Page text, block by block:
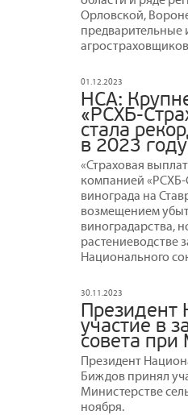
Орловской,
предварительные
01.12.2023
НСА:
«РСХБ-
стала
в 2023 году
«Страховая
компанией
винограда на
возмещением
виноградарства,
растениеводстве
Национального
30.11.2023
Президент
участие в
совета при
Президент
Биждов принял
Министерстве
ноября.